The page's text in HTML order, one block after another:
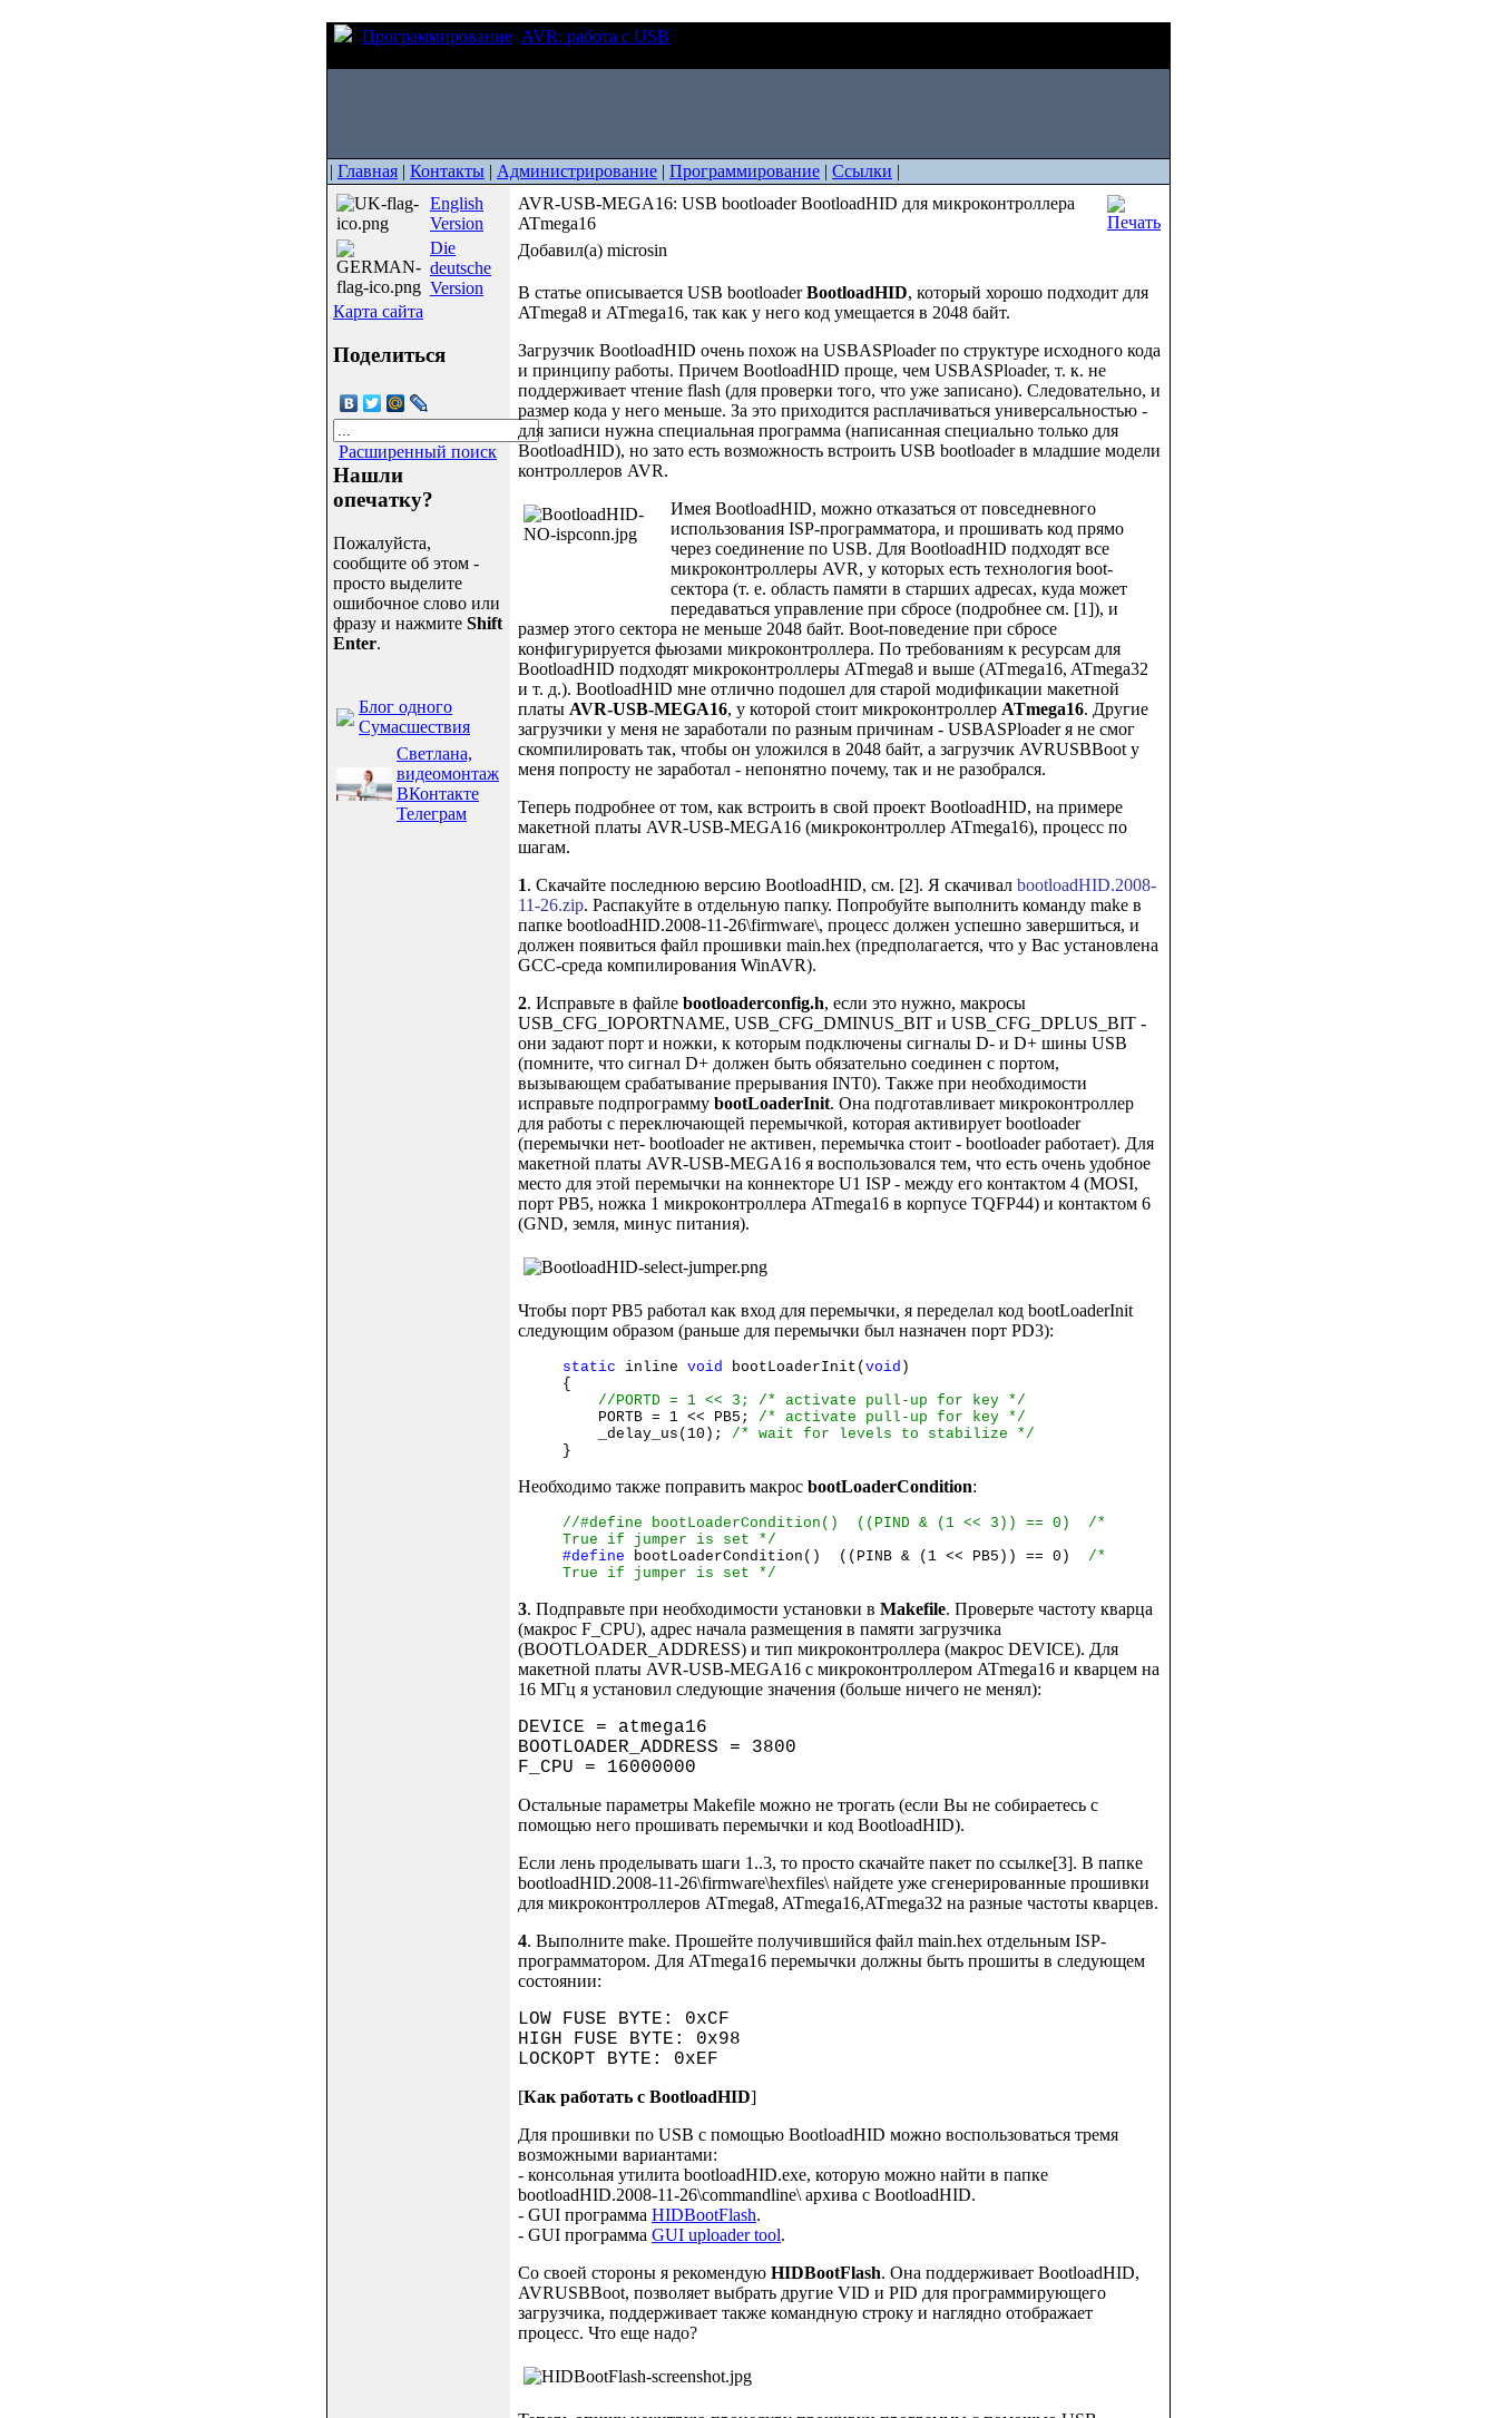
Программирование AVR: работа с USB
| Главная | Контакты | Администрирование | Программирование | Ссылки |
English
Version
Die
deutsche
Version
Карта сайта
Поделиться
Расширенный поиск
Нашли
опечатку?
Пожалуйста,
сообщите об этом -
просто выделите
ошибочное слово или
фразу и нажмите Shift
Enter.
Блог одного
Сумасшествия
Светлана,
видеомонтаж
ВКонтакте
Телеграм
AVR-USB-MEGA16: USB bootloader BootloadHID для микроконтроллера
ATmega16
Добавил(а) microsin
В статье описывается USB bootloaderBootloadHID, который хорошо подходит для
ATmega8 и ATmega16, так как у него код умещается в 2048 байт.
Загрузчик BootloadHID очень похож на USBASPloader по структуре исходного кода
и принципу работы. Причем BootloadHID проще, чем USBASPloader, т. к. не
поддерживает чтение flash (для проверки того, что уже записано). Следовательно, и
размер кода у него меньше. За это приходится расплачиваться универсальностью -
для записи нужна специальная программа (написанная специально только для
BootloadHID), но зато есть возможность встроить USB bootloader в младшие модели
контроллеров AVR.
Имея BootloadHID, можно отказаться от повседневного
использования ISP-программатора, и прошивать код прямо
через соединение по USB. Для BootloadHID подходят все
микроконтроллеры AVR, у которых есть технология boot-
сектора (т. е. область памяти в старших адресах, куда может
передаваться управление при сбросе (подробнее см. [1]), и
размер этого сектора не меньше 2048 байт. Boot-поведение при сбросе
конфигурируется фьюзами микроконтроллера. По требованиям к ресурсам для
BootloadHID подходят микроконтроллеры ATmega8 и выше (ATmega16, ATmega32
и т. д.). BootloadHID мне отлично подошел для старой модификации макетной
платы AVR-USB-MEGA16, у которой стоит микроконтроллер ATmega16. Другие
загрузчики у меня не заработали по разным причинам - USBASPloader я не смог
скомпилировать так, чтобы он уложился в 2048 байт, а загрузчик AVRUSBBoot у
меня попросту не заработал - непонятно почему, так и не разобрался.
Теперь подробнее от том, как встроить в свой проект BootloadHID, на примере
макетной платы AVR-USB-MEGA16 (микроконтроллер ATmega16), процесс по
шагам.
1. Скачайте последнюю версию BootloadHID, см. [2]. Я скачивал bootloadHID.2008-
11-26.zip. Распакуйте в отдельную папку. Попробуйте выполнить команду make в
папке bootloadHID.2008-11-26\firmware\, процесс должен успешно завершиться, и
должен появиться файл прошивки main.hex (предполагается, что у Вас установлена
GCC-среда компилирования WinAVR).
2. Исправьте в файле bootloaderconfig.h, если это нужно, макросы
USB_CFG_IOPORTNAME, USB_CFG_DMINUS_BIT и USB_CFG_DPLUS_BIT -
они задают порт и ножки, к которым подключены сигналы D- и D+ шины USB
(помните, что сигнал D+ должен быть обязательно соединен с портом,
вызывающем срабатывание прерывания INT0). Также при необходимости
исправьте подпрограмму bootLoaderInit. Она подготавливает микроконтроллер
для работы с переключающей перемычкой, которая активирует bootloader
(перемычки нет- bootloader не активен, перемычка стоит - bootloader работает). Для
макетной платы AVR-USB-MEGA16 я воспользовался тем, что есть очень удобное
место для этой перемычки на коннекторе U1 ISP - между его контактом 4 (MOSI,
порт PB5, ножка 1 микроконтроллера ATmega16 в корпусе TQFP44) и контактом 6
(GND, земля, минус питания).
Чтобы порт PB5 работал как вход для перемычки, я переделал код bootLoaderInit
следующим образом (раньше для перемычки был назначен порт PD3):
static inline void bootLoaderInit( void )
{
//PORTD = 1 << 3; /* activate pull-up for key */
PORTB = 1 << PB5; /* activate pull-up for key */
_delay_us(10); /* wait for levels to stabilize */
}
Необходимо также поправить макрос bootLoaderCondition:
//#define bootLoaderCondition() ((PIND & (1 << 3)) == 0) /*
True if jumper is set */
#define bootLoaderCondition() ((PINB & (1 << PB5)) == 0) /*
True if jumper is set */
3. Подправьте при необходимости установки в Makefile. Проверьте частоту кварца
(макрос F_CPU), адрес начала размещения в памяти загрузчика
(BOOTLOADER_ADDRESS) и тип микроконтроллера (макрос DEVICE). Для
макетной платы AVR-USB-MEGA16 с микроконтроллером ATmega16 и кварцем на
16 МГц я установил следующие значения (больше ничего не менял):
DEVICE = atmega16
BOOTLOADER_ADDRESS = 3800
F_CPU = 16000000
Остальные параметры Makefile можно не трогать (если Вы не собираетесь с
помощью него прошивать перемычки и код BootloadHID).
Если лень проделывать шаги 1..3, то просто скачайте пакет по ссылке[3]. В папке
bootloadHID.2008-11-26\firmware\hexfiles\ найдете уже сгенерированные прошивки
для микроконтроллеров ATmega8, ATmega16,ATmega32 на разные частоты кварцев.
4. Выполните make. Прошейте получившийся файл main.hex отдельным ISP-
программатором. Для ATmega16 перемычки должны быть прошиты в следующем
состоянии:
LOW FUSE BYTE: 0xCF
HIGH FUSE BYTE: 0x98
LOCKOPT BYTE: 0xEF
[Как работать с BootloadHID]
Для прошивки по USB с помощью BootloadHID можно воспользоваться тремя
возможными вариантами:
- консольная утилита bootloadHID.exe, которую можно найти в папке
bootloadHID.2008-11-26\commandline\ архива с BootloadHID.
- GUI программа HIDBootFlash.
- GUI программа GUI uploader tool.
Со своей стороны я рекомендую HIDBootFlash. Она поддерживает BootloadHID,
AVRUSBBoot, позволяет выбрать другие VID и PID для программирующего
загрузчика, поддерживает также командную строку и наглядно отображает
процесс. Что еще надо?